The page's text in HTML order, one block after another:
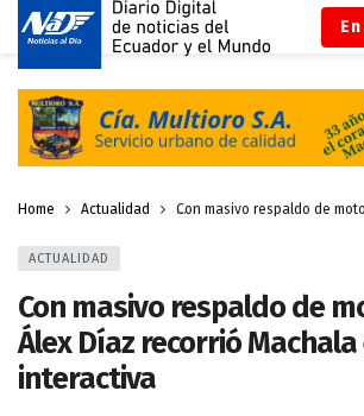
Home Actualidad Con masivo respaldo de
ACTUALIDAD
Con masivo respaldo de
Álex Díaz recorrió
interactiva